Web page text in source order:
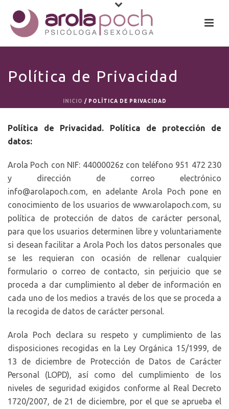
Política de Privacidad
INICIO / POLÍTICA DE PRIVACIDAD
Política de Privacidad. Política de protección de
datos:
Arola Poch con NIF: 44000026z con teléfono 951 472 230
y dirección de correo electrónico
info@arolapoch.com, en adelante Arola Poch pone en
conocimiento de los usuarios de www.arolapoch.com, su
política de protección de datos de carácter personal,
para que los usuarios determinen libre y voluntariamente
si desean facilitar a Arola Poch los datos personales que
se les requieran con ocasión de rellenar cualquier
formulario o correo de contacto, sin perjuicio que se
proceda a dar cumplimiento al deber de información en
cada uno de los medios a través de los que se proceda a
la recogida de datos de carácter personal.
Arola Poch declara su respeto y cumplimiento de las
disposiciones recogidas en la Ley Orgánica 15/1999, de
13 de diciembre de Protección de Datos de Carácter
Personal (LOPD), así como del cumplimiento de los
niveles de seguridad exigidos conforme al Real Decreto
1720/2007, de 21 de diciembre, por el que se aprueba el